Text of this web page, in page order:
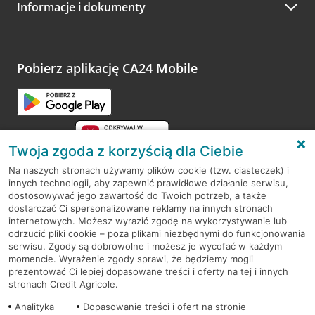
Zachęcamy do podzielenia się z nami opinią o wizycie.
opinie.
Informacje i dokumenty
Pobierz aplikację CA24 Mobile
RODO
Regulamin serwisu
Mapa serwisu
PolitykaCookies
Twoja zgoda z korzyścią dla Ciebie
Na naszych stronach używamy plików cookie (tzw. ciasteczek) i
innych technologii, aby zapewnić prawidłowe działanie serwisu,
dostosowywać jego zawartość do Twoich potrzeb, a także
dostarczać Ci spersonalizowane reklamy na innych stronach
internetowych. Możesz wyrazić zgodę na wykorzystywanie lub
odrzucić pliki cookie – poza plikami niezbędnymi do funkcjonowania
serwisu. Zgody są dobrowolne i możesz je wycofać w każdym
momencie. Wyrażenie zgody sprawi, że będziemy mogli
prezentować Ci lepiej dopasowane treści i oferty na tej i innych
stronach Credit Agricole.
Analityka
Dopasowanie treści i ofert na stronie